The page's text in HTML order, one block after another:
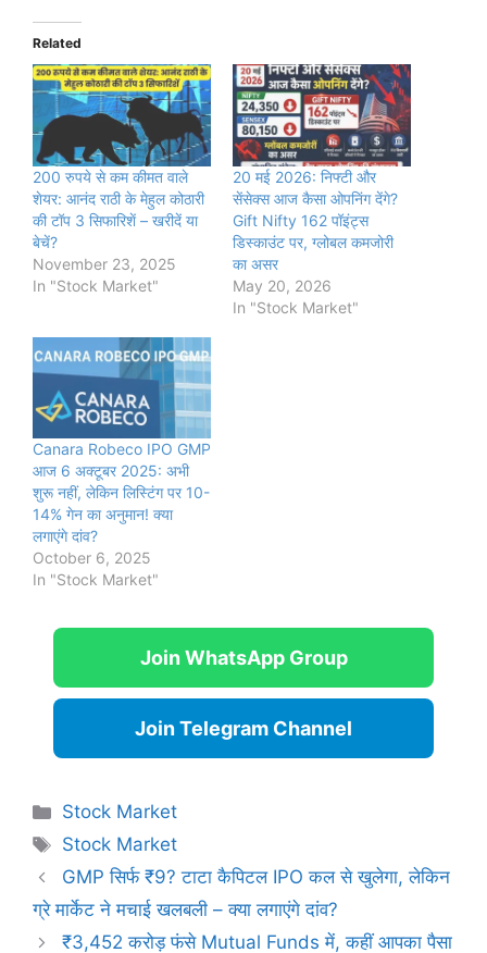
Related
200 रुपये से कम कीमत वाले
शेयर: आनंद राठी के मेहुल कोठारी
की टॉप 3 सिफारिशें – खरीदें या
बेचें?
November 23, 2025
In "Stock Market"
20 मई 2026: निफ्टी और
सेंसेक्स आज कैसा ओपनिंग देंगे?
Gift Nifty 162 पॉइंट्स
डिस्काउंट पर, ग्लोबल कमजोरी
का असर
May 20, 2026
In "Stock Market"
Canara Robeco IPO GMP
आज 6 अक्टूबर 2025: अभी
शुरू नहीं, लेकिन लिस्टिंग पर 10-
14% गेन का अनुमान! क्या
लगाएंगे दांव?
October 6, 2025
In "Stock Market"
Join WhatsApp Group
Join Telegram Channel
Categories
Stock Market
Tags
Stock Market
GMP सिर्फ ₹9? टाटा कैपिटल IPO कल से खुलेगा, लेकिन
ग्रे मार्केट ने मचाई खलबली – क्या लगाएंगे दांव?
₹3,452 करोड़ फंसे Mutual Funds में, कहीं आपका पैसा